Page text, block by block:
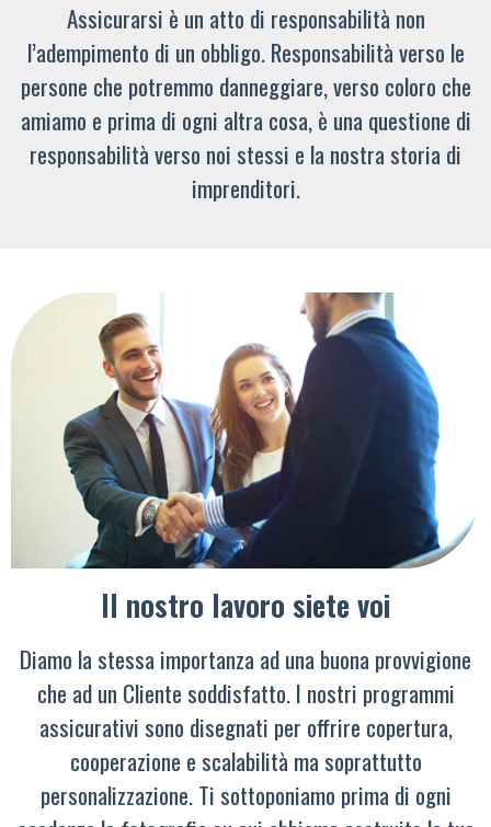
Assicurarsi è un atto di responsabilità non
l’adempimento di un obbligo. Responsabilità verso le
persone che potremmo danneggiare, verso coloro che
amiamo e prima di ogni altra cosa, è una questione di
responsabilità verso noi stessi e la nostra storia di
imprenditori.
Il nostro lavoro siete voi
Diamo la stessa importanza ad una buona provvigione
che ad un Cliente soddisfatto. I nostri programmi
assicurativi sono disegnati per offrire copertura,
cooperazione e scalabilità ma soprattutto
personalizzazione. Ti sottoponiamo prima di ogni